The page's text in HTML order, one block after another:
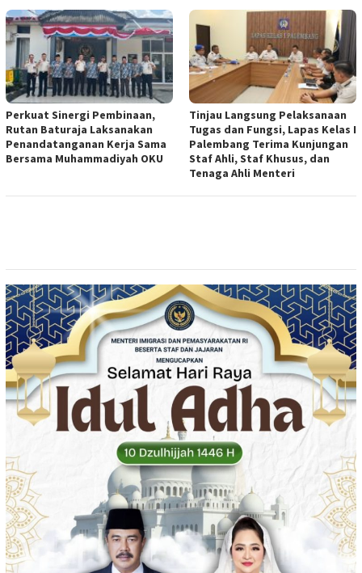
Perkuat Sinergi Pembinaan,
Rutan Baturaja Laksanakan
Penandatanganan Kerja Sama
Bersama Muhammadiyah OKU
Tinjau Langsung Pelaksanaan
Tugas dan Fungsi, Lapas Kelas I
Palembang Terima Kunjungan
Staf Ahli, Staf Khusus, dan
Tenaga Ahli Menteri